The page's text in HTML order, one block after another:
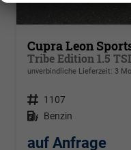
Cupra Leon
unverbindliche Lieferzeit: 3
Fahrzeugnr. 1107
Kraftstoff Benzin
auf Anfrage